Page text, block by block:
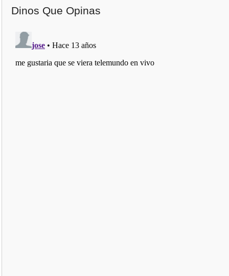
Dinos Que Opinas